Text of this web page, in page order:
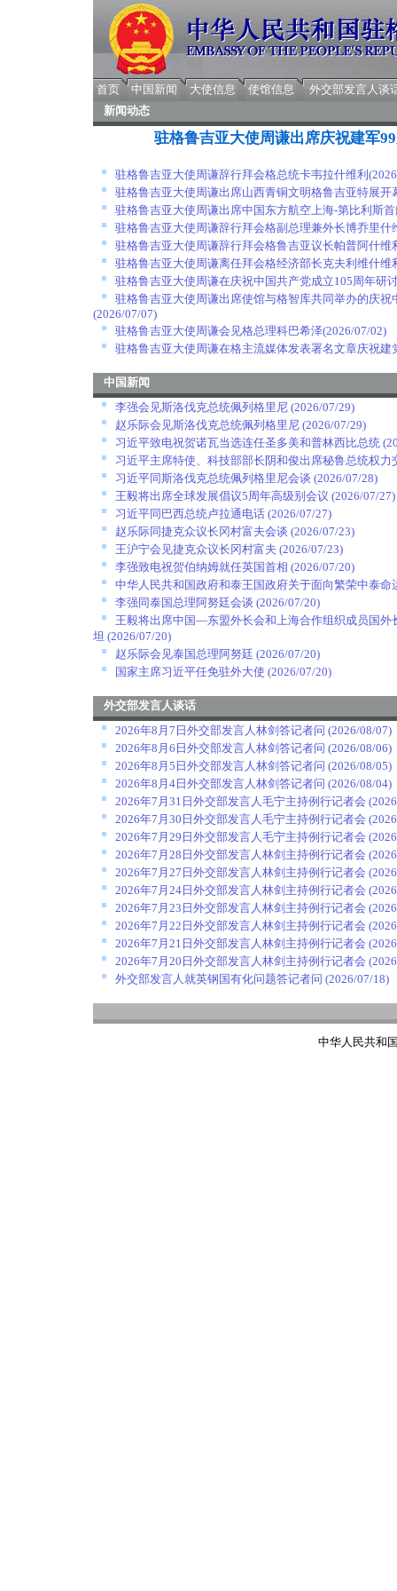
首页 中国新闻 大使信息 使馆信息
外交部发言人谈
新闻动态
驻格鲁吉亚大使周谦出席庆祝建军
驻格鲁吉亚大使周谦辞行拜会格总统卡韦拉什维利
驻格鲁吉亚大使周谦出席山西青铜文明格鲁吉亚特展开
驻格鲁吉亚大使周谦出席中国东方航空上海-第比利斯
驻格鲁吉亚大使周谦辞行拜会格副总理兼外长博乔里什
驻格鲁吉亚大使周谦辞行拜会格鲁吉亚议长帕普阿什维
驻格鲁吉亚大使周谦离任拜会格经济部长克夫利维什维
驻格鲁吉亚大使周谦在庆祝中国共产党成立105周年研
驻格鲁吉亚大使周谦出席使馆与格智库共同举办的庆
(2026/07/07)
驻格鲁吉亚大使周谦会见格总理科巴希泽(2026/07/02)
驻格鲁吉亚大使周谦在格主流媒体发表署名文章庆祝建
中国新闻
李强会见斯洛伐克总统佩列格里尼 (2026/07/29)
赵乐际会见斯洛伐克总统佩列格里尼 (2026/07/29)
习近平致电祝贺诺瓦当选连任圣多美和普林西比总统
习近平主席特使、科技部部长阴和俊出席秘鲁总统权力
习近平同斯洛伐克总统佩列格里尼会谈 (2026/07/28)
王毅将出席全球发展倡议5周年高级别会议 (2026/07/27)
习近平同巴西总统卢拉通电话 (2026/07/27)
赵乐际同捷克众议长冈村富夫会谈 (2026/07/23)
王沪宁会见捷克众议长冈村富夫 (2026/07/23)
李强致电祝贺伯纳姆就任英国首相 (2026/07/20)
中华人民共和国政府和泰王国政府关于面向繁荣中泰命
李强同泰国总理阿努廷会谈 (2026/07/20)
王毅将出席中国—东盟外长会和上海合作组织成员国外
坦 (2026/07/20)
赵乐际会见泰国总理阿努廷 (2026/07/20)
国家主席习近平任免驻外大使 (2026/07/20)
外交部发言人谈话
2026年8月7日外交部发言人林剑答记者问 (2026/08/07)
2026年8月6日外交部发言人林剑答记者问 (2026/08/06)
2026年8月5日外交部发言人林剑答记者问 (2026/08/05)
2026年8月4日外交部发言人林剑答记者问 (2026/08/04)
2026年7月31日外交部发言人毛宁主持例行记者会
2026年7月30日外交部发言人毛宁主持例行记者会
2026年7月29日外交部发言人毛宁主持例行记者会
2026年7月28日外交部发言人林剑主持例行记者会
2026年7月27日外交部发言人林剑主持例行记者会
2026年7月24日外交部发言人林剑主持例行记者会
2026年7月23日外交部发言人林剑主持例行记者会
2026年7月22日外交部发言人林剑主持例行记者会
2026年7月21日外交部发言人林剑主持例行记者会
2026年7月20日外交部发言人林剑主持例行记者会
外交部发言人就英钢国有化问题答记者问 (2026/07/18)
中华人民共和